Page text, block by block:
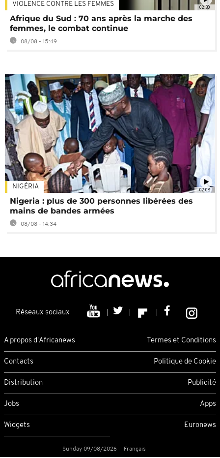
02:30
VIOLENCE CONTRE LES FEMMES
Afrique du Sud : 70 ans après la marche des
femmes, le combat continue
08/08 - 15:49
02:08
NIGÉRIA
Nigeria : plus de 300 personnes libérées des
mains de bandes armées
08/08 - 14:34
Réseaux sociaux
A propos d'Africanews Termes et Conditions
Contacts Politique de Cookie
Distribution Publicité
Jobs Apps
Widgets Euronews
Sunday 09/08/2026